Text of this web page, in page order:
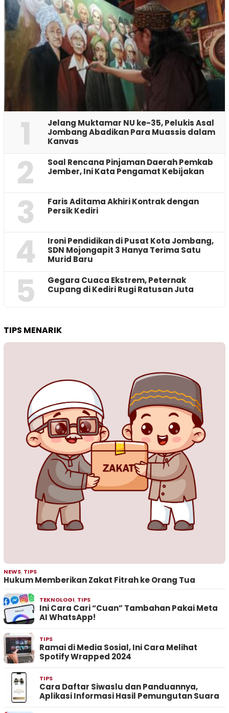
1
Jelang Muktamar NU ke-35, Pelukis Asal
Jombang Abadikan Para Muassis dalam
Kanvas
2
‎Soal Rencana Pinjaman Daerah Pemkab
Jember, Ini Kata Pengamat Kebijakan ‎
3
Faris Aditama Akhiri Kontrak dengan
Persik Kediri
4
Ironi Pendidikan di Pusat Kota Jombang,
SDN Mojongapit 3 Hanya Terima Satu
Murid Baru
5
‎Gegara Cuaca Ekstrem, Peternak
Cupang di Kediri Rugi Ratusan Juta
TIPS MENARIK
NEWS, TIPS
Hukum Memberikan Zakat Fitrah ke Orang Tua
TEKNOLOGI, TIPS
Ini Cara Cari “Cuan” Tambahan Pakai Meta
AI WhatsApp!
TIPS
Ramai di Media Sosial, Ini Cara Melihat
Spotify Wrapped 2024
TIPS
Cara Daftar Siwaslu dan Panduannya,
Aplikasi Informasi Hasil Pemungutan Suara